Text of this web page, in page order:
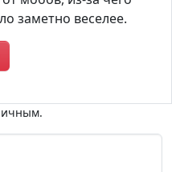
заметно веселее.